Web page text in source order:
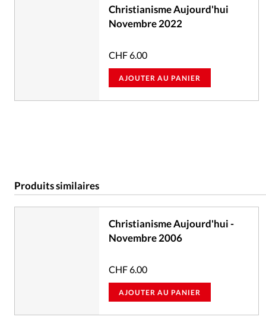
Christianisme Aujourd'hui
Novembre 2022
CHF6.00
AJOUTER AU PANIER
Produits similaires
Christianisme Aujourd'hui -
Novembre 2006
CHF6.00
AJOUTER AU PANIER